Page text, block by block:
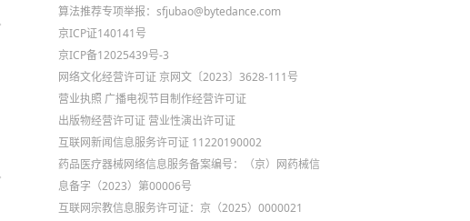
算法推荐专项举报：sfjubao@bytedance.com
京ICP证140141号
京ICP备12025439号-3
网络文化经营许可证 京网文〔2023〕3628-111号
营业执照 广播电视节目制作经营许可证
出版物经营许可证 营业性演出许可证
互联网新闻信息服务许可证 11220190002
药品医疗器械网络信息服务备案编号：（京）网药械信
息备字（2023）第00006号
互联网宗教信息服务许可证：京（2025）0000021